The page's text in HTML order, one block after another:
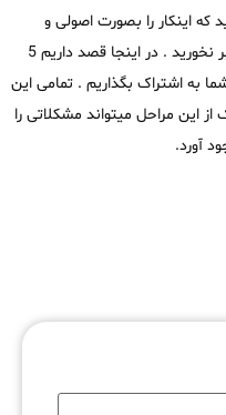
که اینکار را بصورت اصولی و
قانونی انجام دهید که در آینده به مشکل بر نخورید . در اینجا قصد داریم 5
به اشتراک بگذاریم . تمامی این
این مراحل میتواند مشکلاتی را
آورد.